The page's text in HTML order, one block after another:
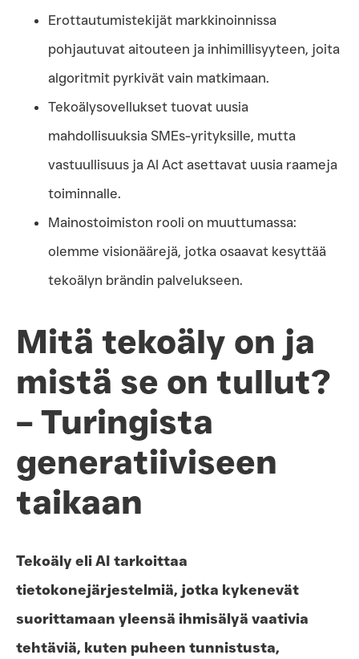
Erottautumistekijät markkinoinnissa
pohjautuvat aitouteen ja inhimillisyyteen, joita
algoritmit pyrkivät vain matkimaan.
Tekoälysovellukset tuovat uusia
mahdollisuuksia SMEs-yrityksille, mutta
vastuullisuus ja AI Act asettavat uusia raameja
toiminnalle.
Mainostoimiston rooli on muuttumassa:
olemme visionäärejä, jotka osaavat kesyttää
tekoälyn brändin palvelukseen.
Mitä tekoäly on ja
mistä se on tullut?
– Turingista
generatiiviseen
taikaan
Tekoäly eli AI tarkoittaa
tietokonejärjestelmiä, jotka kykenevät
suorittamaan yleensä ihmisälyä vaativia
tehtäviä, kuten puheen tunnistusta,